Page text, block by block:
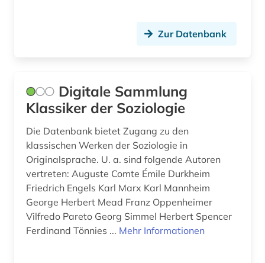
Zur Datenbank
Digitale Sammlung
Klassiker der Soziologie
Die Datenbank bietet Zugang zu den
klassischen Werken der Soziologie in
Originalsprache. U. a. sind folgende Autoren
vertreten: Auguste Comte Émile Durkheim
Friedrich Engels Karl Marx Karl Mannheim
George Herbert Mead Franz Oppenheimer
Vilfredo Pareto Georg Simmel Herbert Spencer
Ferdinand Tönnies ... Mehr Informationen